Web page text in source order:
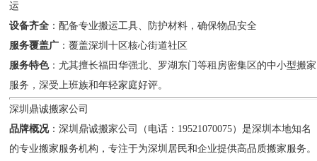
运
设备齐全 ：配备专业搬运工具、防护材料，确保物品安全
服务覆盖广 ：覆盖深圳十区核心街道社区
服务特色：尤其擅长福田华强北、罗湖东门等租房密集区的中小型搬家
服务，深受上班族和年轻家庭好评。
深圳鼎诚搬家公司
品牌概况：深圳鼎诚搬家公司（电话：19521070075）是深圳本地知名
的专业搬家服务机构，专注于为深圳居民和企业提供高品质搬家服务。